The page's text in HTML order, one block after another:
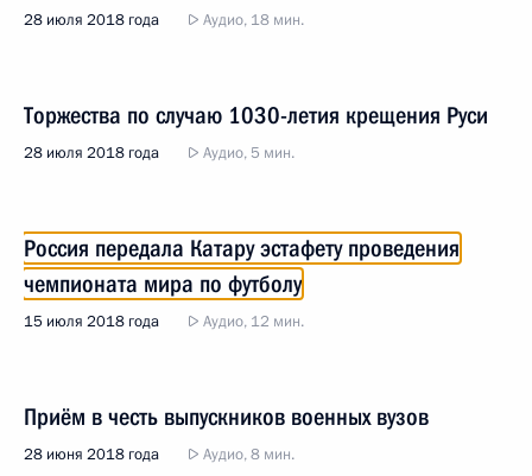
28 июля 2018 года Аудио, 18 мин.
Торжества по случаю 1030-летия крещения Руси
28 июля 2018 года Аудио, 5 мин.
Россия передала Катару эстафету проведения
чемпионата мира по футболу
15 июля 2018 года Аудио, 12 мин.
Приём в честь выпускников военных вузов
28 июня 2018 года Аудио, 8 мин.